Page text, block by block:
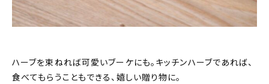
ハーブを束ねれば可愛いブーケにも。キッチンハーブであれば、
食べてもらうこともできる、嬉しい贈り物に。